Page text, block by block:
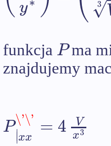
y √
3
funkcja Pma
znajdujemy
P\'\'
∣xx = 4 V
x3